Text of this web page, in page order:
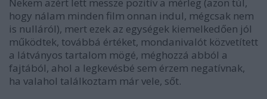
hogy nálam minden film onnan indul, mégcsak nem
is nulláról), mert ezek az egységek kiemelkedően jól
működtek, továbbá értéket, mondanivalót közvetített
a látványos tartalom mögé, méghozzá abból a
fajtából, ahol a legkevésbé sem érzem negatívnak,
ha valahol találkoztam már vele, sőt.